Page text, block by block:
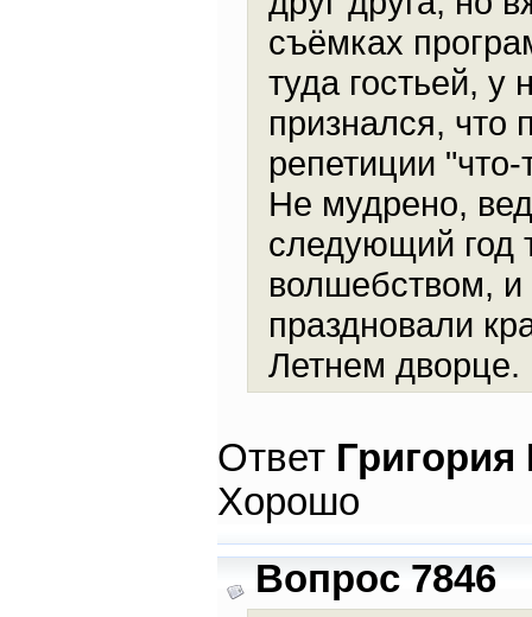
съёмках
туда гостьей, у
признался, что
репетиции
Не мудрено,
следующий год
волшебством, и
праздновали
Летнем дворце.
Ответ
Хорошо
Вопрос 7846